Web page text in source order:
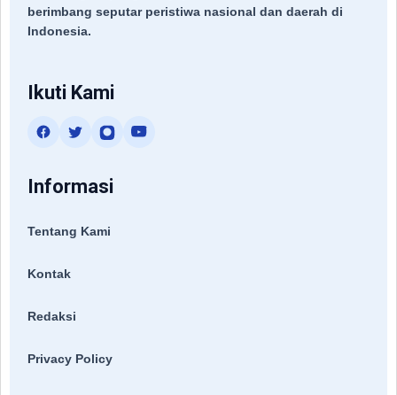
berimbang seputar peristiwa nasional dan daerah di
Indonesia.
Ikuti Kami
Informasi
Tentang Kami
Kontak
Redaksi
Privacy Policy